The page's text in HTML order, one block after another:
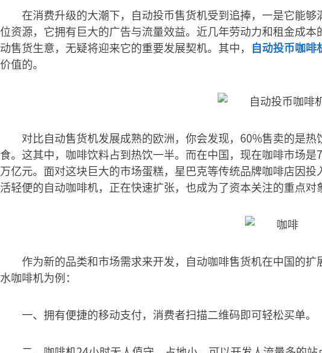
在消费升级的大潮下，自动投币售货机受到追捧，一是它能
位资源，它拥有巨大的广告与流量效益。近几年劳动力和租金成
动售货生意，无疑将迎来它的重要发展契机。其中， 自动投币咖啡
价值的。
对比自动售货机发展成熟的欧洲，你会发现，60%售卖的是
食。这其中，咖啡饮料占到热饮一半。而在中国，现在咖啡市场
万亿元。面对这块巨大的市场蛋糕，星巴克等传统品牌咖啡店因
活轻便的自动咖啡机，正在快速扩张，也成为了资本关注的重点对
作为新的品类和市场需求来开发，自动咖啡售货机在中国的
水咖啡机为例：
一、拥有便捷的移动支付，消费者扫描二维码即可轻松买单。